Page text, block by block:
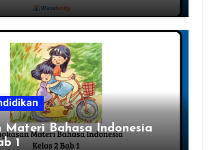
Materi Bahasa Indonesia
1